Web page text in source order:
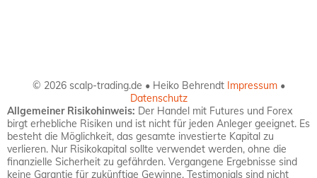
© 2026 scalp-trading.de • Heiko Behrendt Impressum•
Datenschutz
Allgemeiner Risikohinweis: Der Handel mit Futures und Forex
birgt erhebliche Risiken und ist nicht für jeden Anleger geeignet. Es
besteht die Möglichkeit, das gesamte investierte Kapital zu
verlieren. Nur Risikokapital sollte verwendet werden, ohne die
finanzielle Sicherheit zu gefährden. Vergangene Ergebnisse sind
keine Garantie für zukünftige Gewinne. Testimonials sind nicht